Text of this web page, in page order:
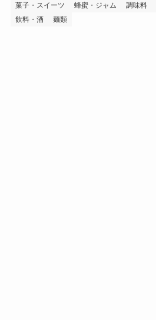
菓子・スイーツ
蜂蜜・ジャム 調味料
飲料・酒
麺類